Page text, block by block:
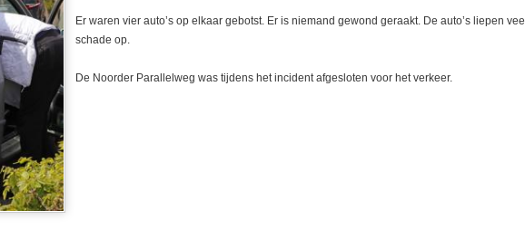
Er waren vier auto’s op elkaar gebotst. Er is niemand gewond geraakt. De auto’s liepen veel
schade op.
De Noorder Parallelweg was tijdens het incident afgesloten voor het verkeer.